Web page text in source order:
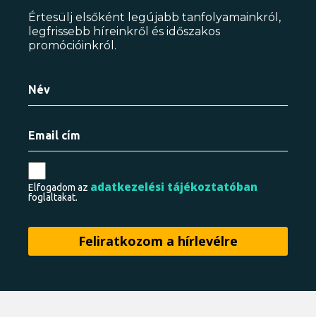
Értesülj elsőként legújabb tanfolyamainkról,
legfrissebb híreinkről és időszakos
promócióinkról.
Elfogadom az adatkezelési tájékoztatóban
foglaltakat.